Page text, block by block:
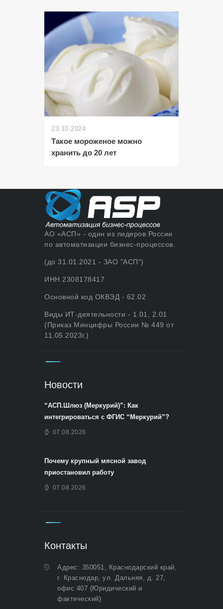
23.10.2024
Такое мороженое можно
хранить до 20 лет
АО «АСП» - один из лидеров России
по автоматизации бизнес-процессов.
(до 31.01.2021 - ЗАО "АСП")
ИНН 2308178417
Основной код ОКВЭД - 62.02
Виды ИТ-деятельности - 1.01, 2.01
(Приказ Минцифры России № 449 от
11.05.2023г.)
Новости
“АСП.Шлюз (Меркурий)”: Как
интегрироваться с ФГИС “Меркурий”?
07.08.2026
Почему крупный мясной завод
приостановил работу
07.08.2026
Контакты
Адрес: 350051, Краснодарский край,
г. Краснодар, ул. Дальняя, д. 27,
офис 407 (Юридический и
фактический)